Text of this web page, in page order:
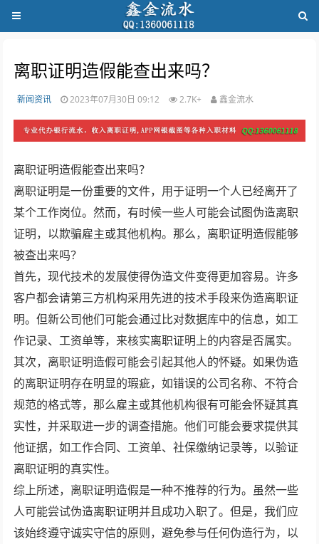
离职证明造假能查出来吗？
新闻资讯 2023年07月30日 09:12 2.7K+ 鑫金流水
离职证明造假能查出来吗？
离职证明是一份重要的文件，用于证明一个人已经离开了
某个工作岗位。然而，有时候一些人可能会试图伪造离职
证明，以欺骗雇主或其他机构。那么，离职证明造假能够
被查出来吗？
首先，现代技术的发展使得伪造文件变得更加容易。许多
客户都会请第三方机构采用先进的技术手段来伪造离职证
明。但新公司他们可能会通过比对数据库中的信息，如工
作记录、工资单等，来核实离职证明上的内容是否属实。
其次，离职证明造假可能会引起其他人的怀疑。如果伪造
的离职证明存在明显的瑕疵，如错误的公司名称、不符合
规范的格式等，那么雇主或其他机构很有可能会怀疑其真
实性，并采取进一步的调查措施。他们可能会要求提供其
他证据，如工作合同、工资单、社保缴纳记录等，以验证
离职证明的真实性。
综上所述，离职证明造假是一种不推荐的行为。虽然一些
人可能尝试伪造离职证明并且成功入职了。但是，我们应
该始终遵守诚实守信的原则，避免参与任何伪造行为，以